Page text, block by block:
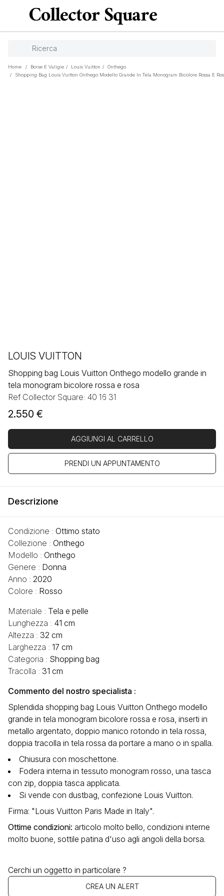
Home / Borse E Valigie / Louis Vuitton /
Onthego
/
Shopping Bag Louis Vuitton Onthego Modello Grande In Tela Monogram Bicolore Rossa E
LOUIS VUITTON
Shopping bag Louis Vuitton Onthego modello grande in
tela monogram bicolore rossa e rosa
Ref Collector Square: 40 16 31
2.550 €
AGGIUNGI AL CARRELLO
PRENDI UN APPUNTAMENTO
Descrizione
Condizione : Ottimo stato
Collezione : Onthego
Modello : Onthego
Genere : Donna
Anno : 2020
Colore : Rosso
Materiale : Tela e pelle
Lunghezza : 41 cm
Altezza : 32 cm
Larghezza : 17 cm
Categoria : Shopping bag
Tracolla : 31 cm
Commento del nostro specialista :
Splendida shopping bag Louis Vuitton Onthego modello
grande in tela monogram bicolore rossa e rosa, inserti in
metallo argentato, doppio manico rotondo in tela rossa,
doppia tracolla in tela rossa da portare a mano o in spalla.
Chiusura con moschettone.
Fodera interna in tessuto monogram rosso, una tasca
con zip, doppia tasca applicata.
Si vende con dustbag, confezione Louis Vuitton.
Firma: "Louis Vuitton Paris Made in Italy".
Ottime condizioni: articolo molto bello, condizioni interne
molto buone, sottile patina d'uso agli angoli della borsa.
Cerchi un oggetto in particolare ?
CREA UN ALERT